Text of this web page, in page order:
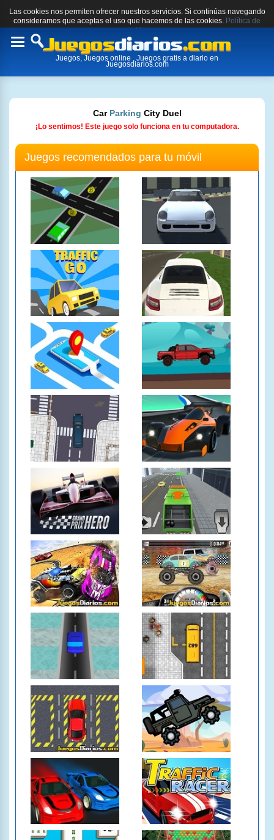
Las cookies nos permiten ofrecer nuestros servicios. Si continúas navegando
consideramos que aceptas el uso que hacemos de las cookies. Política de
cookies.
Toggle
Juegos, Juegos online , Juegos gratis a diario en
Juegosdiarios.com
Car Parking City Duel
¡Lo sentimos! Este juego solo funciona en tu computadora.
Juegos recomendados para tu móvil